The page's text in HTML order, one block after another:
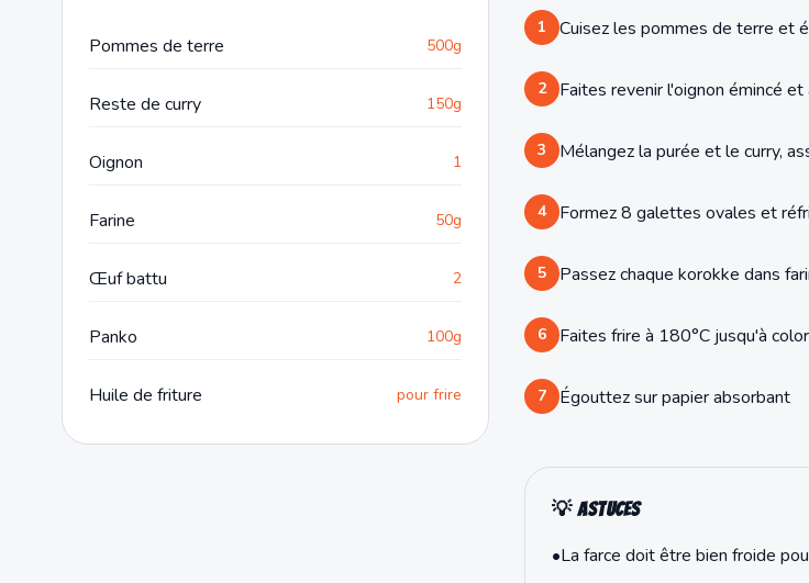
Pommes de terre 500g
Reste de curry 150g
Oignon 1
Farine 50g
Œuf battu 2
Panko 100g
Huile de friture pour frire
1 Cuisez les pommes de terre et
2 Faites revenir l'oignon émincé
3 Mélangez la purée et le curry,
4 Formez 8 galettes ovales et
5 Passez chaque korokke dans
6 Faites frire à 180°C jusqu'à
7 Égouttez sur papier absorbant
💡 Astuces
•La farce doit être bien froide